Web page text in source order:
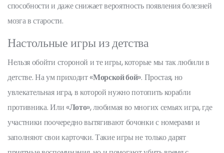
способности и даже снижает вероятность появления болезней
мозга в старости.
Настольные игры из детства
Нельзя обойти стороной и те игры, которые мы так любили в
детстве. На ум приходит «Морской бой». Простая, но
увлекательная игра, в которой нужно потопить корабли
противника. Или «Лото», любимая во многих семьях игра, где
участники поочередно вытягивают бочонки с номерами и
заполняют свои карточки. Такие игры не только дарят